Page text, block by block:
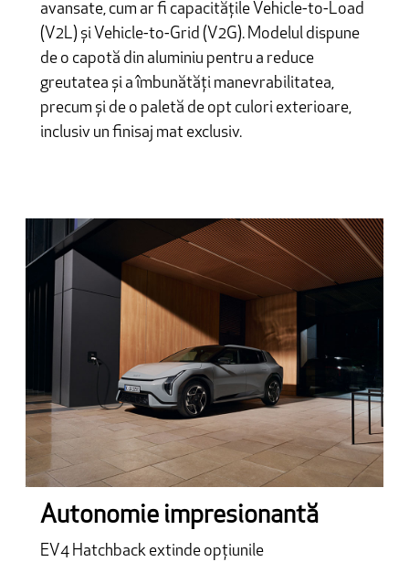
avansate, cum ar fi capacitățile Vehicle-to-Load
(V2L) și Vehicle-to-Grid (V2G). Modelul dispune
de o capotă din aluminiu pentru a reduce
greutatea și a îmbunătăți manevrabilitatea,
precum și de o paletă de opt culori exterioare,
inclusiv un finisaj mat exclusiv.
Autonomie impresionantă
EV4 Hatchback extinde opțiunile